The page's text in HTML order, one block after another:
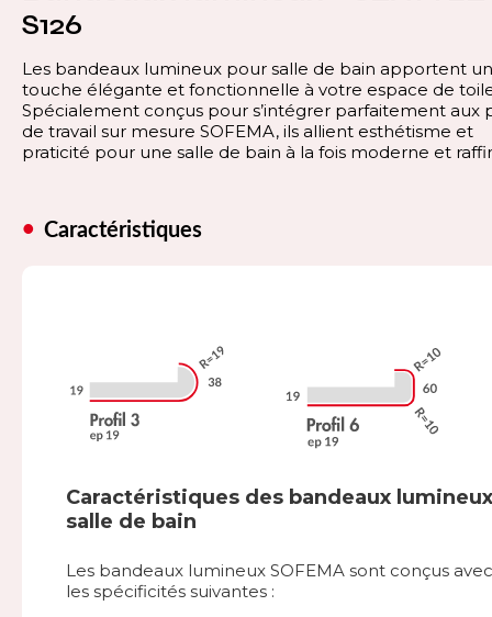
S126
Les bandeaux lumineux pour salle de bain apportent
touche élégante et fonctionnelle à votre espace de
Spécialement conçus pour s’intégrer parfaitement aux
de travail sur mesure SOFEMA, ils allient esthétisme et
praticité pour une salle de bain à la fois moderne et
Caractéristiques
Caractéristiques des bandeaux lumineux
salle de bain
Les bandeaux lumineux SOFEMA sont conçus avec
les spécificités suivantes :